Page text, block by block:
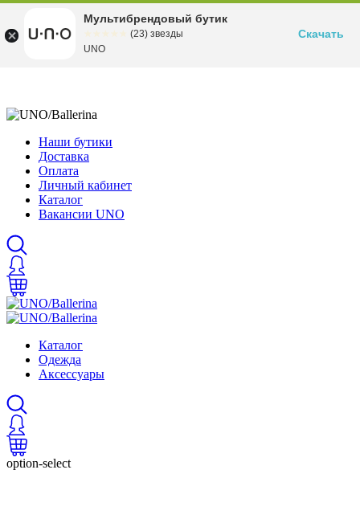
Наши бутики
Доставка
Оплата
Личный кабинет
Каталог
Вакансии UNO
Каталог
Одежда
Аксессуары
option-select
Мультибрендовый бутик
(23) звезды
UNO
Скачать